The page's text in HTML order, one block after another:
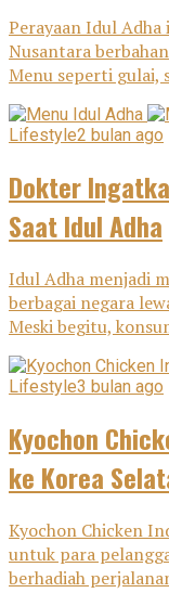
Perayaan Idul
Nusantara
Menu seperti gulai,
Lifestyle2 bulan ago
Dokter
Saat Idul Adha
Idul Adha menjadi
berbagai negara
Meski begitu,
Lifestyle3 bulan ago
Kyochon
ke Korea
Kyochon Chicken
untuk para
berhadiah